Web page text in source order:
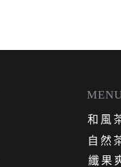
纖果
自然
和風